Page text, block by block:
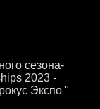
сезона-
2023 -
Экспо "